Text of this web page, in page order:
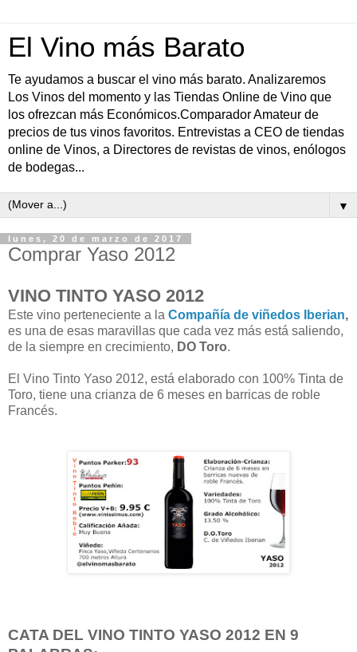
El Vino más Barato
Te ayudamos a buscar el vino más barato. Analizaremos
Los Vinos del momento y las Tiendas Online de Vino que
los ofrezcan más Económicos.Comparador Amateur de
precios de tus vinos favoritos. Entrevistas a CEO de tiendas
online de Vinos, a Directores de revistas de vinos, enólogos
de bodegas...
▼
lunes, 20 de marzo de 2017
Comprar Yaso 2012
VINO TINTO YASO 2012
Este vino perteneciente a la Compañía de viñedos Iberian,
es una de esas maravillas que cada vez más está saliendo,
de la siempre en crecimiento, DO Toro.
El Vino Tinto Yaso 2012, está elaborado con 100% Tinta de
Toro, tiene una crianza de 6 meses en barricas de roble
Francés.
CATA DEL VINO TINTO YASO 2012 EN 9